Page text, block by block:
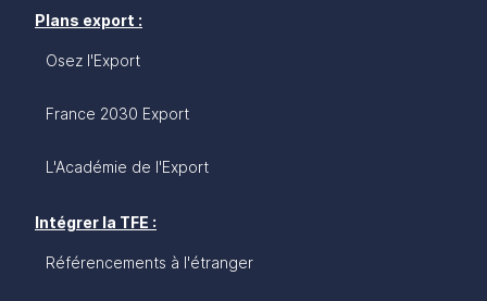
Plans export :
Osez l'Export
France 2030 Export
L'Académie de l'Export
Intégrer la TFE :
Référencements à l'étranger